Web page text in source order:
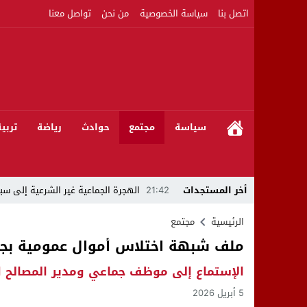
اتصل بنا سياسة الخصوصية من نحن تواصل معنا
سياسة مجتمع حوادث رياضة
أخر المستجدات 21:42 الهجرة الجماعية غير الشرعية إلى
08:50 مبادرات مواطنة وشركاؤها ينظمون
22:59 رئيس جماعة عين الجوهرة سيدي
الرئيسية مجتمع
ملف شبهة اختلاس أموال عمومية
الإستماع إلى موظف جماعي ومدير المصالح
5 أبريل 2026